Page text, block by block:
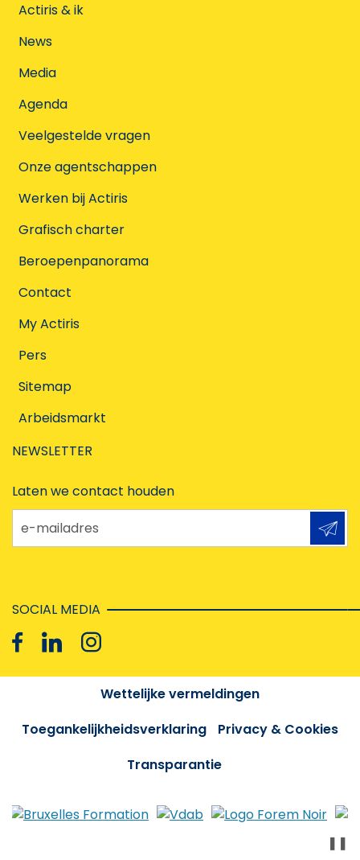
Actiris & ik
News
Media
Agenda
Veelgestelde vragen
Onze agentschappen
Werken bij Actiris
Grafisch charter
Beroepenpanorama
Contact
My Actiris
Pers
Sitemap
Arbeidsmarkt
NEWSLETTER
Laten we contact houden
e-mailadres
SOCIAL MEDIA
Wettelijke vermeldingen
Toegankelijkheidsverklaring
Privacy & Cookies
Transparantie
❚❚